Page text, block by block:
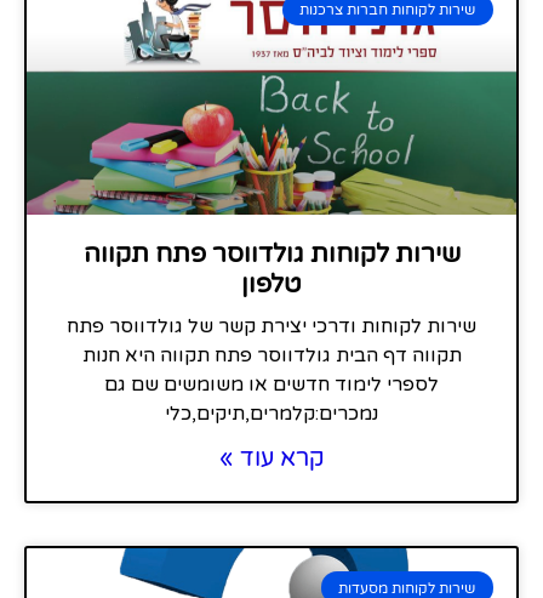
שירות לקוחות חברות צרכנות
שירות לקוחות גולדווסר פתח תקווה
טלפון
שירות לקוחות ודרכי יצירת קשר של גולדווסר פתח
תקווה דף הבית גולדווסר פתח תקווה היא חנות
לספרי לימוד חדשים או משומשים שם גם
נמכרים:קלמרים,תיקים,כלי
קרא עוד »
שירות לקוחות מסעדות